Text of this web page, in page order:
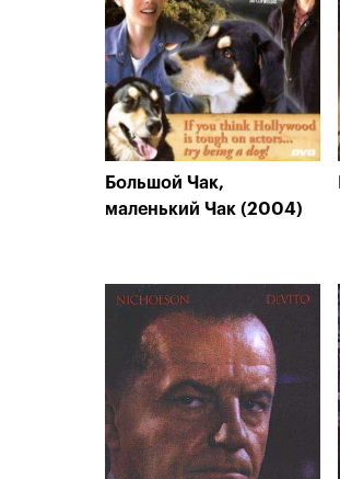
Большой Чак,
маленький Чак (2004)